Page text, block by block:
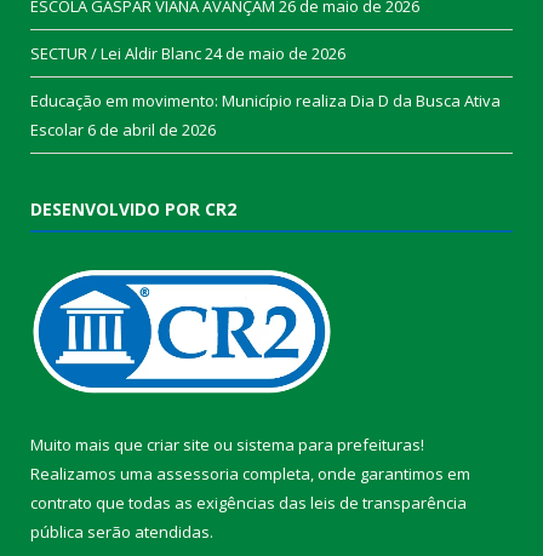
ESCOLA GASPAR VIANA AVANÇAM 26 de maio de 2026
SECTUR / Lei Aldir Blanc24 de maio de 2026
Educação em movimento: Município realiza Dia D da Busca Ativa
Escolar6 de abril de 2026
DESENVOLVIDO POR CR2
Muito mais que criar site ou sistema para prefeituras!
Realizamos uma assessoria completa, onde garantimos em
contrato que todas as exigências das leis de transparência
pública serão atendidas.